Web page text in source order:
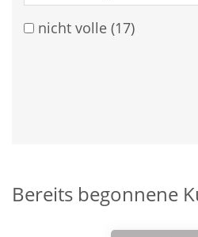
nicht volle (17)
Bereits begonnene